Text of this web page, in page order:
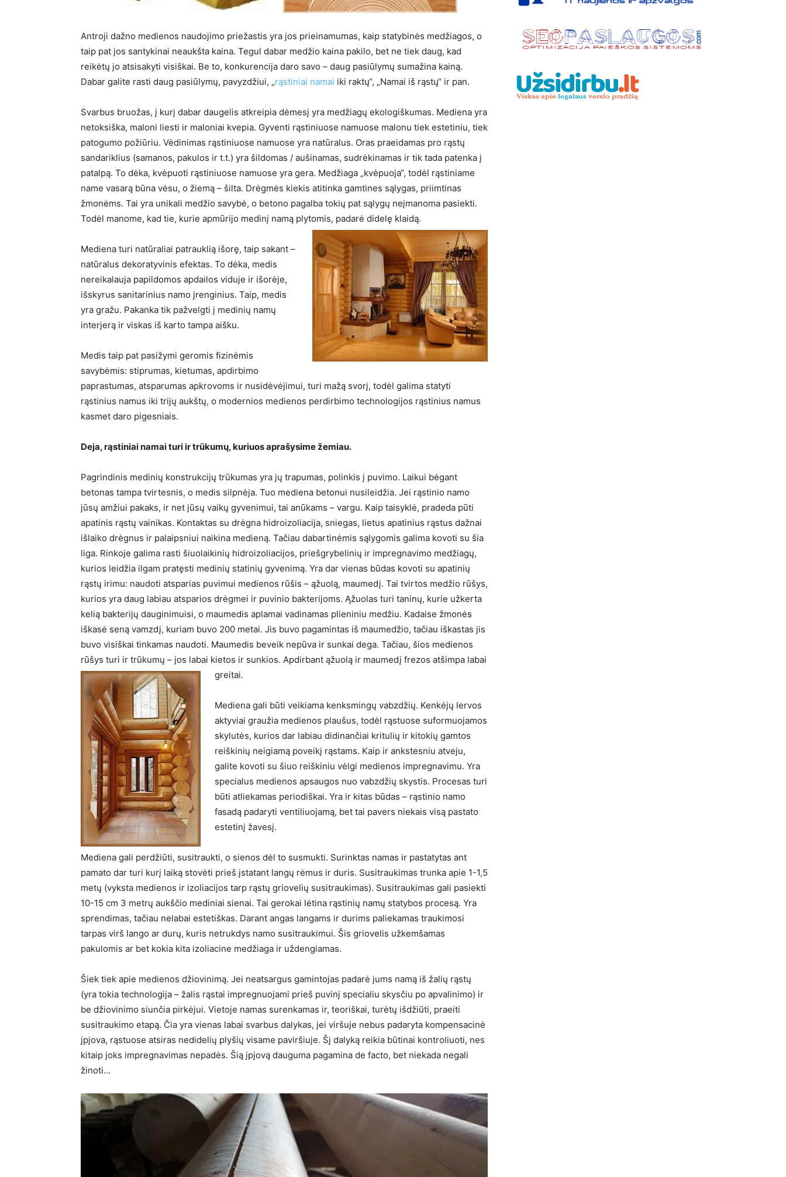
Antroji dažno medienos naudojimo priežastis yra jos prieinamumas, kaip statybinės medžiagos, o
taip pat jos santykinai neaukšta kaina. Tegul dabar medžio kaina pakilo, bet ne tiek daug, kad
reikėtų jo atsisakyti visiškai. Be to, konkurencija daro savo – daug pasiūlymų sumažina kainą.
Dabar galite rasti daug pasiūlymų, pavyzdžiui, „rąstiniai namai iki raktų“, „Namai iš rąstų“ ir pan.
Svarbus bruožas, į kurį dabar daugelis atkreipia dėmesį yra medžiagų ekologiškumas. Mediena yra
netoksiška, maloni liesti ir maloniai kvepia. Gyventi rąstiniuose namuose malonu tiek estetiniu, tiek
patogumo požiūriu. Vėdinimas rąstiniuose namuose yra natūralus. Oras praeidamas pro rąstų
sandariklius (samanos, pakulos ir t.t.) yra šildomas / aušinamas, sudrėkinamas ir tik tada patenka į
patalpą. To dėka, kvėpuoti rąstiniuose namuose yra gera. Medžiaga „kvėpuoja“, todėl rąstiniame
name vasarą būna vėsu, o žiemą – šilta. Drėgmės kiekis atitinka gamtines sąlygas, priimtinas
žmonėms. Tai yra unikali medžio savybė, o betono pagalba tokių pat sąlygų neįmanoma pasiekti.
Todėl manome, kad tie, kurie apmūrijo medinį namą plytomis, padarė didelę klaidą.
Mediena turi natūraliai patrauklią išorę, taip sakant –
natūralus dekoratyvinis efektas. To dėka, medis
nereikalauja papildomos apdailos viduje ir išorėje,
išskyrus sanitarinius namo įrenginius. Taip, medis
yra gražu. Pakanka tik pažvelgti į medinių namų
interjerą ir viskas iš karto tampa aišku.
Medis taip pat pasižymi geromis fizinėmis
savybėmis: stiprumas, kietumas, apdirbimo
paprastumas, atsparumas apkrovoms ir nusidėvėjimui, turi mažą svorį, todėl galima statyti
rąstinius namus iki trijų aukštų, o modernios medienos perdirbimo technologijos rąstinius namus
kasmet daro pigesniais.
Deja, rąstiniai namai turi ir trūkumų, kuriuos aprašysime žemiau.
Pagrindinis medinių konstrukcijų trūkumas yra jų trapumas, polinkis į puvimo. Laikui bėgant
betonas tampa tvirtesnis, o medis silpnėja. Tuo mediena betonui nusileidžia. Jei rąstinio namo
jūsų amžiui pakaks, ir net jūsų vaikų gyvenimui, tai anūkams – vargu. Kaip taisyklė, pradeda pūti
apatinis rąstų vainikas. Kontaktas su drėgna hidroizoliacija, sniegas, lietus apatinius rąstus dažnai
išlaiko drėgnus ir palaipsniui naikina medieną. Tačiau dabartinėmis sąlygomis galima kovoti su šia
liga. Rinkoje galima rasti šiuolaikinių hidroizoliacijos, priešgrybelinių ir impregnavimo medžiagų,
kurios leidžia ilgam pratęsti medinių statinių gyvenimą. Yra dar vienas būdas kovoti su apatinių
rąstų irimu: naudoti atsparias puvimui medienos rūšis – ąžuolą, maumedį. Tai tvirtos medžio rūšys,
kurios yra daug labiau atsparios drėgmei ir puvinio bakterijoms. Ąžuolas turi taninų, kurie užkerta
kelią bakterijų dauginimuisi, o maumedis aplamai vadinamas plieniniu medžiu. Kadaise žmonės
iškasė seną vamzdį, kuriam buvo 200 metai. Jis buvo pagamintas iš maumedžio, tačiau iškastas jis
buvo visiškai tinkamas naudoti. Maumedis beveik nepūva ir sunkai dega. Tačiau, šios medienos
rūšys turi ir trūkumų – jos labai kietos ir sunkios. Apdirbant ąžuolą ir maumedį frezos atšimpa labai
greitai.
Mediena gali būti veikiama kenksmingų vabzdžių. Kenkėjų lervos
aktyviai graužia medienos plaušus, todėl rąstuose suformuojamos
skylutės, kurios dar labiau didinančiai kritulių ir kitokių gamtos
reiškinių neigiamą poveikį rąstams. Kaip ir ankstesniu atveju,
galite kovoti su šiuo reiškiniu vėlgi medienos impregnavimu. Yra
specialus medienos apsaugos nuo vabzdžių skystis. Procesas turi
būti atliekamas periodiškai. Yra ir kitas būdas – rąstinio namo
fasadą padaryti ventiliuojamą, bet tai pavers niekais visą pastato
estetinį žavesį.
Mediena gali perdžiūti, susitraukti, o sienos dėl to susmukti. Surinktas namas ir pastatytas ant
pamato dar turi kurį laiką stovėti prieš įstatant langų rėmus ir duris. Susitraukimas trunka apie 1-1,5
metų (vyksta medienos ir izoliacijos tarp rąstų griovelių susitraukimas). Susitraukimas gali pasiekti
10-15 cm 3 metrų aukščio mediniai sienai. Tai gerokai lėtina rąstinių namų statybos procesą. Yra
sprendimas, tačiau nelabai estetiškas. Darant angas langams ir durims paliekamas traukimosi
tarpas virš lango ar durų, kuris netrukdys namo susitraukimui. Šis griovelis užkemšamas
pakulomis ar bet kokia kita izoliacine medžiaga ir uždengiamas.
Šiek tiek apie medienos džiovinimą. Jei neatsargus gamintojas padarė jums namą iš žalių rąstų
(yra tokia technologija – žalis rąstai impregnuojami prieš puvinį specialiu skysčiu po apvalinimo) ir
be džiovinimo siunčia pirkėjui. Vietoje namas surenkamas ir, teoriškai, turėtų išdžiūti, praeiti
susitraukimo etapą. Čia yra vienas labai svarbus dalykas, jei viršuje nebus padaryta kompensacinė
įpjova, rąstuose atsiras nedidelių plyšių visame paviršiuje. Šį dalyką reikia būtinai kontroliuoti, nes
kitaip joks impregnavimas nepadės. Šią įpjovą dauguma pagamina de facto, bet niekada negali
žinoti…